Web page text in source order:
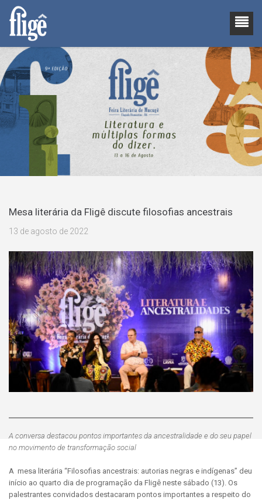
Mesa literária da Fligê discute filosofias ancestrais
13 de agosto de 2022
A conversa destacou pontos importantes da ancestralidade e do seu papel
no movimento de transformação social
A mesa literária “Filosofias ancestrais: autorias negras e indígenas” deu
início ao quarto dia de programação da Fligê neste sábado (13). Os
palestrantes convidados destacaram pontos importantes a respeito do